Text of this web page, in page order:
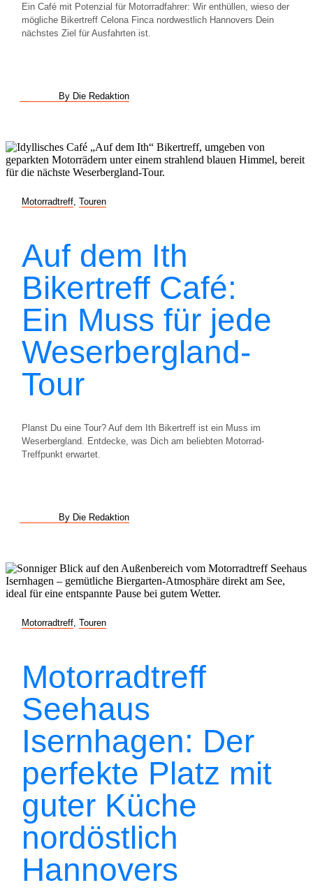
Ein Café mit Potenzial für Motorradfahrer: Wir enthüllen, wieso der
mögliche Bikertreff Celona Finca nordwestlich Hannovers Dein
nächstes Ziel für Ausfahrten ist.
By Die Redaktion
Motorradtreff Touren
Auf dem Ith
Bikertreff Café:
Ein Muss für jede
Weserbergland-
Tour
Planst Du eine Tour? Auf dem Ith Bikertreff ist ein Muss im
Weserbergland. Entdecke, was Dich am beliebten Motorrad-
Treffpunkt erwartet.
By Die Redaktion
Motorradtreff Touren
Motorradtreff
Seehaus
Isernhagen: Der
perfekte Platz mit
guter Küche
nordöstlich
Hannovers